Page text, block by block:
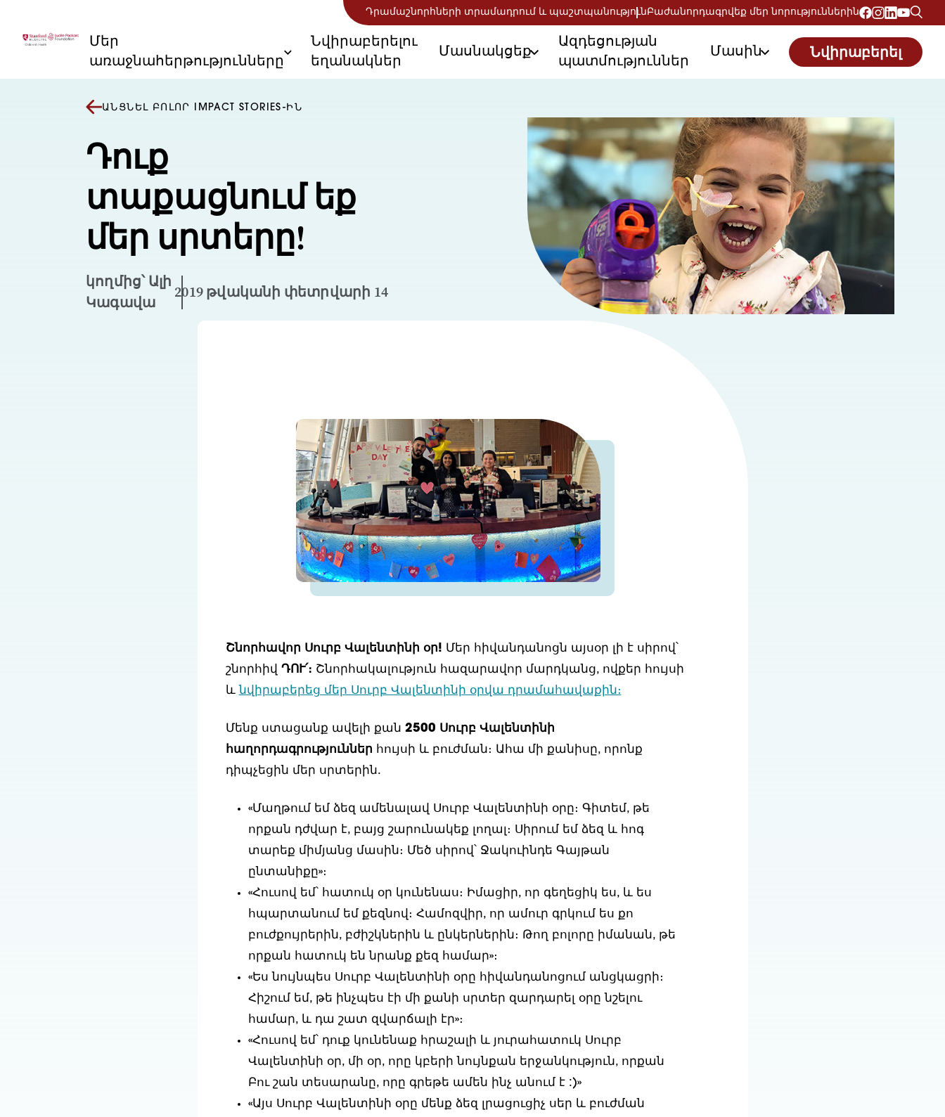
Դրամաշնորհների տրամադրում և պաշտպանությունԲաժանորդագրվեք մեր նորություններին
Մեր
առաջնահերթությունները
Նվիրաբերելու
եղանակներ
Մասնակցեք
Ազդեցության
պատմություններ
Մասին Նվիրաբերել
ԱՆՑՆԵԼ ԲՈԼՈՐ IMPACT STORIES-ԻՆ
Դուք
տաքացնում եք
մեր սրտերը!
կողմից՝ Ալի
Կագավա
2019 թվականի փետրվարի 14
Շնորհավոր Սուրբ Վալենտինի օր! Մեր հիվանդանոցն այսօր լի է սիրով՝
շնորհիվ ԴՈՒ՛։ Շնորհակալություն հազարավոր մարդկանց, ովքեր հույսի
և նվիրաբերեց մեր Սուրբ Վալենտինի օրվա դրամահավաքին։
Մենք ստացանք ավելի քան 2500 Սուրբ Վալենտինի
հաղորդագրություններ հույսի և բուժման։ Ահա մի քանիսը, որոնք
դիպչեցին մեր սրտերին.
«Մաղթում եմ ձեզ ամենալավ Սուրբ Վալենտինի օրը։ Գիտեմ, թե
որքան դժվար է, բայց շարունակեք լողալ։ Սիրում եմ ձեզ և հոգ
տարեք միմյանց մասին։ Մեծ սիրով՝ Ջակուինդե Գայթան
ընտանիքը»։
«Հուսով եմ՝ հատուկ օր կունենաս։ Իմացիր, որ գեղեցիկ ես, և ես
հպարտանում եմ քեզնով։ Համոզվիր, որ ամուր գրկում ես քո
բուժքույրերին, բժիշկներին և ընկերներին։ Թող բոլորը իմանան, թե
որքան հատուկ են նրանք քեզ համար»։
«Ես նույնպես Սուրբ Վալենտինի օրը հիվանդանոցում անցկացրի։
Հիշում եմ, թե ինչպես էի մի քանի սրտեր զարդարել օրը նշելու
համար, և դա շատ զվարճալի էր»։
«Հուսով եմ՝ դուք կունենաք հրաշալի և յուրահատուկ Սուրբ
Վալենտինի օր, մի օր, որը կբերի նույնքան երջանկություն, որքան
Բու շան տեսարանը, որը գրեթե ամեն ինչ անում է :)»
«Այս Սուրբ Վալենտինի օրը մենք ձեզ լրացուցիչ սեր և բուժման